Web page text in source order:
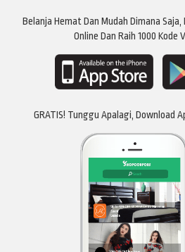
Belanja Hemat Dan Mudah Dimana Saja,
Online Dan Raih 1000 Kode
GRATIS! Tunggu Apalagi, Download